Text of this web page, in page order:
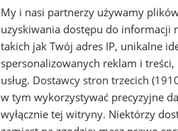
My i nasi partnerzy używamy
uzyskiwania dostępu do informacji
takich jak Twój adres IP, unikalne
spersonalizowanych reklam i
usług. Dostawcy stron trzecich
w tym wykorzystywać precyzyjne
wyłącznie tej witryny. Niektórzy